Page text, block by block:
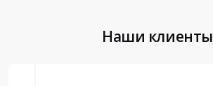
Наши клиенты